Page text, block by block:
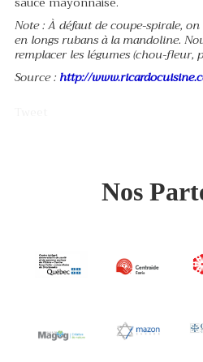
Note : À défaut de coupe-spirale,
en longs rubans à la mandoline.
remplacer les légumes (chou-fleur,
Source : http://
Nos